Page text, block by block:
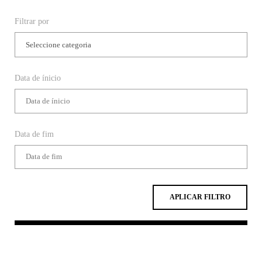
Filtrar por
Data de ínicio
Data de fim
APLICAR FILTRO